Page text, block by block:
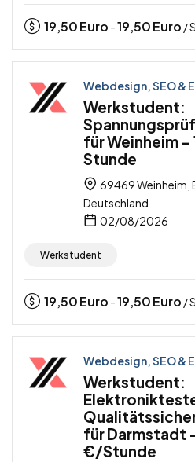
19,50Euro -19,50Euro /
Webdesign, SEO &
Werkstudent:
für Weinheim
Stunde
69469 Weinheim,
Deutschland
02/08/2026
Werkstudent
19,50Euro -19,50Euro /
Webdesign, SEO &
Werkstudent:
für Darmstadt
€/Stunde